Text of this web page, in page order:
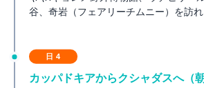
谷、奇岩（フェアリーチムニー）を訪れ
日 4
カッパドキアからクシャダスへ（